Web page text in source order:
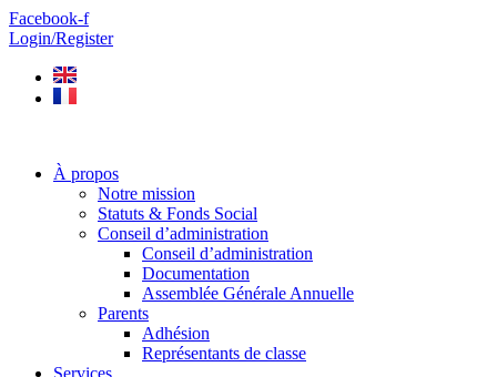
Aller
au
Facebook-f
Login/Register
À propos
Notre mission
Statuts & Fonds Social
Conseil d’administration
Conseil d’administration
Documentation
Assemblée Générale Annuelle
Parents
Adhésion
Représentants de classe
Services